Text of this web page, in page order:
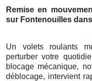
Remise en
sur Fontenouilles dans
Un volets roulants
perturber votre
blocage mécanique,
déblocage, intervient